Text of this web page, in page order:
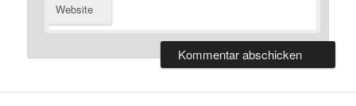
Website